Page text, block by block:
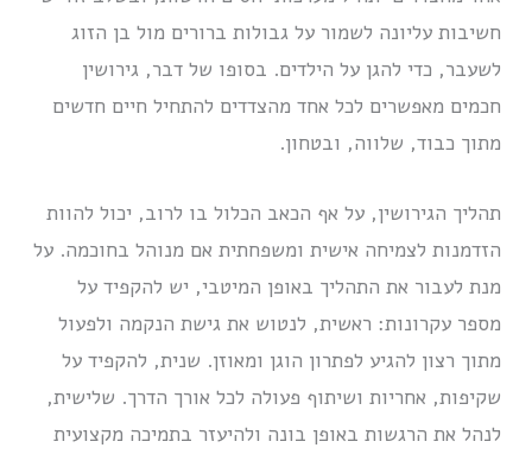
חשיבות עליונה לשמור על גבולות ברורים מול בן הזוג
לשעבר, כדי להגן על הילדים. בסופו של דבר, גירושין
חכמים מאפשרים לכל אחד מהצדדים להתחיל חיים חדשים
מתוך כבוד, שלווה, ובטחון.
תהליך הגירושין, על אף הכאב הכלול בו לרוב, יכול להוות
הזדמנות לצמיחה אישית ומשפחתית אם מנוהל בחוכמה. על
מנת לעבור את התהליך באופן המיטבי, יש להקפיד על
מספר עקרונות: ראשית, לנטוש את גישת הנקמה ולפעול
מתוך רצון להגיע לפתרון הוגן ומאוזן. שנית, להקפיד על
שקיפות, אחריות ושיתוף פעולה לכל אורך הדרך. שלישית,
לנהל את הרגשות באופן בונה ולהיעזר בתמיכה מקצועית